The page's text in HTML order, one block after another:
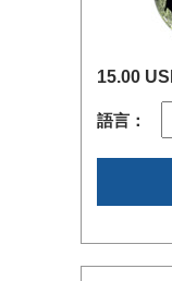
15.00
語言：